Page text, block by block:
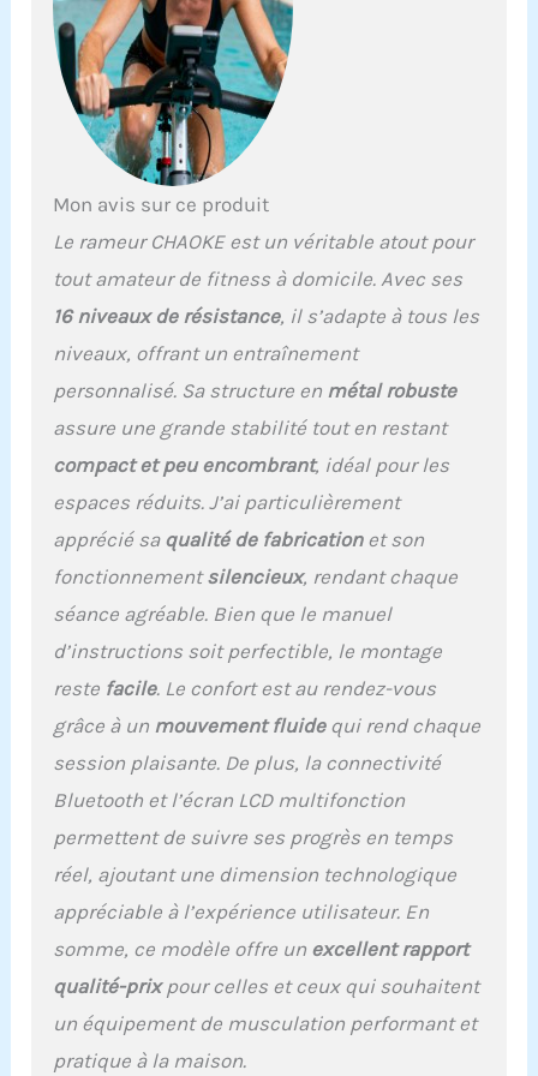
des rameurs et est très
appréciée des athlètes et
des professionnels du
fitness du monde entier.
𝙄𝙉𝙏𝙀𝙇𝙇𝙄𝙂𝙀𝙈𝙈𝙀𝙉𝙏
𝙀𝙏 𝙎𝙐𝙄𝙑𝙀𝙕 𝙇𝙀𝙎
rameurs CHAOKE
peuvent être connectés à
Kinomap et EXR. Ces
technologies
des possibilités
d'entraînement
chez vous. Suivez vos
progrès en temps réel et
expérience
d'entraînement grâce à
interactives, des
compétitions et des défis
personnalisés.
𝙎𝙄𝙇𝙀𝙉𝘾𝙄𝙀𝙐𝙓 𝙀𝙏
𝙎𝙏𝘼𝘽𝙇𝙀 : Le système de
volant d'inertie
magnétique amélioré et
la conception unique à
double rail vous
permettent de ramer
sans bruit, sans
pendant votre
entraînement. La
améliore la sécurité et la
Mon avis sur ce produit
Le rameur CHAOKE est un véritable atout pour
tout amateur de fitness à domicile. Avec ses
16 niveaux de résistance, il s’adapte à tous les
niveaux, offrant un entraînement
personnalisé. Sa structure en métal robuste
assure une grande stabilité tout en restant
compact et peu encombrant, idéal pour les
espaces réduits. J’ai particulièrement
apprécié sa qualité de fabricationet son
fonctionnementsilencieux, rendant chaque
séance agréable. Bien que le manuel
d’instructions soit perfectible, le montage
reste facile. Le confort est au rendez-vous
grâce à un mouvement fluidequi rend chaque
session plaisante. De plus, la connectivité
Bluetooth et l’écran LCD multifonction
permettent de suivre ses progrès en temps
réel, ajoutant une dimension technologique
appréciable à l’expérience utilisateur. En
somme, ce modèle offre un excellent rapport
qualité-prixpour celles et ceux qui souhaitent
un équipement de musculation performant et
pratique à la maison.